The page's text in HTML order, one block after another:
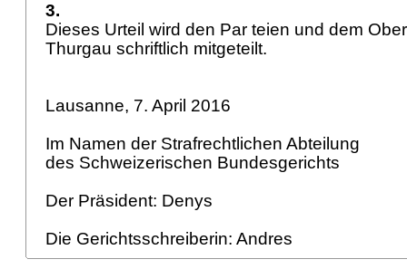
3.
Dieses Urteil wird den Par teien und dem
Thurgau schriftlich mitgeteilt.
Lausanne, 7. April 2016
Im Namen der Strafrechtlichen Abteilung
des Schweizerischen Bundesgerichts
Der Präsident: Denys
Die Gerichtsschreiberin: Andres